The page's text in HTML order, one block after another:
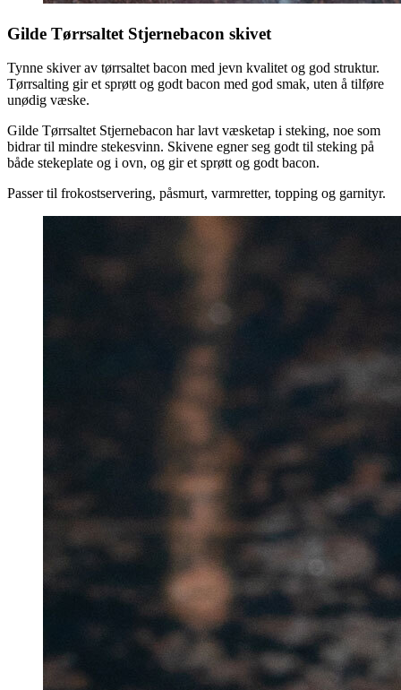
Gilde Tørrsaltet Stjernebacon skivet
Tynne skiver av tørrsaltet bacon med jevn kvalitet og god struktur.
Tørrsalting gir et sprøtt og godt bacon med god smak, uten å tilføre
unødig væske.
Gilde Tørrsaltet Stjernebacon har lavt væsketap i steking, noe som
bidrar til mindre stekesvinn. Skivene egner seg godt til steking på
både stekeplate og i ovn, og gir et sprøtt og godt bacon.
Passer til frokostservering, påsmurt, varmretter, topping og garnityr.